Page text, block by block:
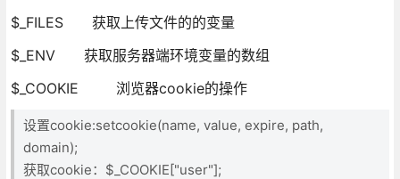
$_FILES 获取上传文件的的变量
$_ENV 获取服务器端环境变量的数组
$_COOKIE 浏览器cookie的操作
设置cookie:setcookie(name, value, expire, path,
domain);
获取cookie：$_COOKIE["user"];